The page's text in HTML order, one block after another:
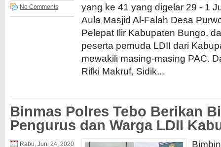
No Comments
yang ke 41 yang digelar 29 - 1
Aula Masjid Al-Falah Desa
Pelepat Ilir Kabupaten Bungo,
peserta pemuda LDII dari
mewakili masing-masing PAC.
Rifki Makruf, Sidik...
Binmas Polres Tebo Berikan
Pengurus dan Warga LDII
Rabu, Juni 24, 2020